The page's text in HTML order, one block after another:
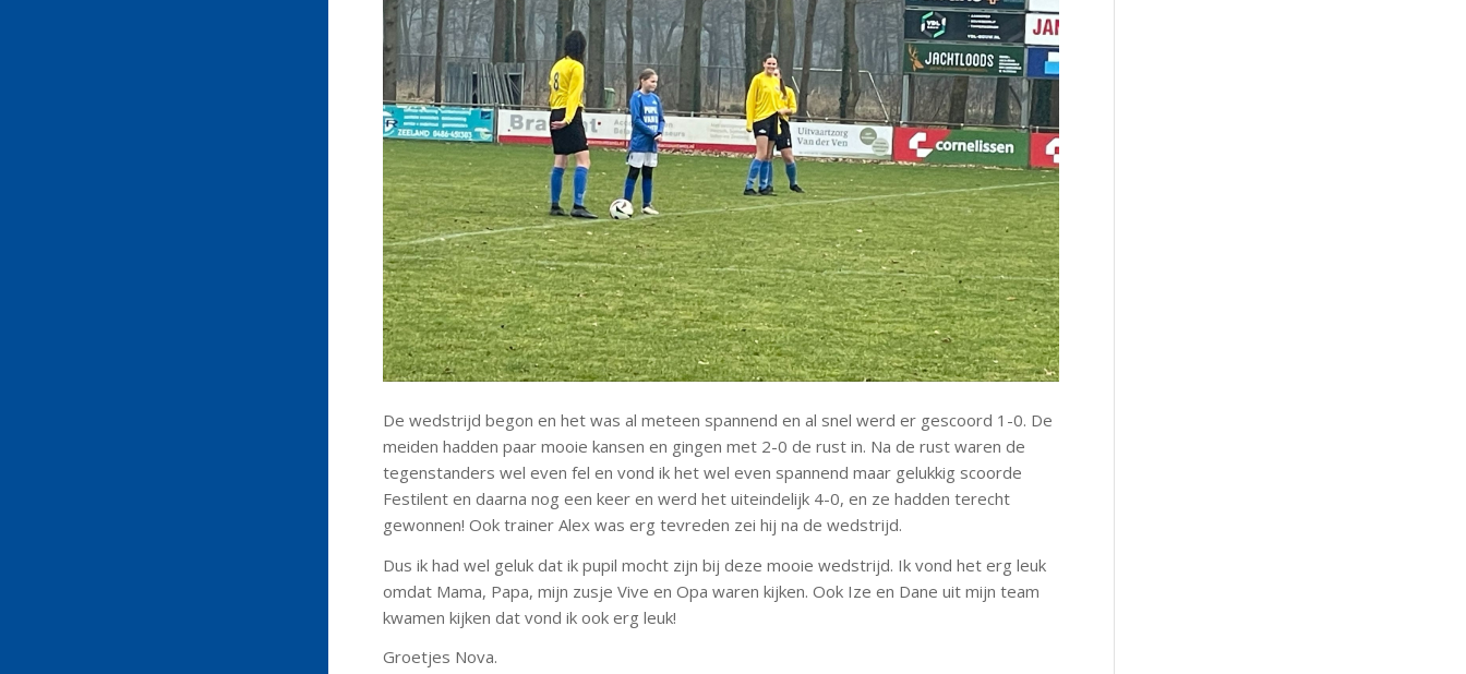
De wedstrijd begon en het was al meteen spannend en al snel werd er gescoord 1-0. De
meiden hadden paar mooie kansen en gingen met 2-0 de rust in. Na de rust waren de
tegenstanders wel even fel en vond ik het wel even spannend maar gelukkig scoorde
Festilent en daarna nog een keer en werd het uiteindelijk 4-0, en ze hadden terecht
gewonnen! Ook trainer Alex was erg tevreden zei hij na de wedstrijd.
Dus ik had wel geluk dat ik pupil mocht zijn bij deze mooie wedstrijd. Ik vond het erg leuk
omdat Mama, Papa, mijn zusje Vive en Opa waren kijken. Ook Ize en Dane uit mijn team
kwamen kijken dat vond ik ook erg leuk!
Groetjes Nova.